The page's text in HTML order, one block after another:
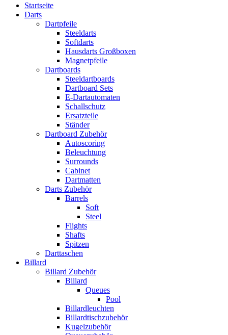
Startseite
Darts
Dartpfeile
Steeldarts
Softdarts
Hausdarts Großboxen
Magnetpfeile
Dartboards
Steeldartboards
Dartboard Sets
E-Dartautomaten
Schallschutz
Ersatzteile
Ständer
Dartboard Zubehör
Autoscoring
Beleuchtung
Surrounds
Cabinet
Dartmatten
Darts Zubehör
Barrels
Soft
Steel
Flights
Shafts
Spitzen
Darttaschen
Billard
Billard Zubehör
Billard
Queues
Pool
Billardleuchten
Billardtischzubehör
Kugelzubehör